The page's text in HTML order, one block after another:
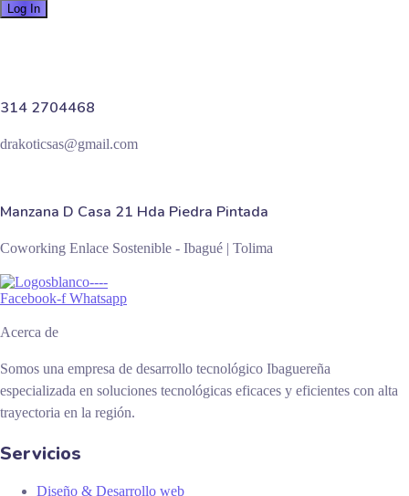
314 2704468
drakoticsas@gmail.com
Manzana D Casa 21 Hda Piedra Pintada
Coworking Enlace Sostenible - Ibagué | Tolima
Facebook-f Whatsapp
Acerca de
Somos una empresa de desarrollo tecnológico Ibaguereña
especializada en soluciones tecnológicas eficaces y eficientes con alta
trayectoria en la región.
Servicios
Diseño & Desarrollo web